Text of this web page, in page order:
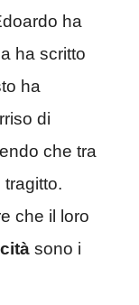
ha
ha scritto
ha
di
che tra
tragitto.
che il loro
sono i